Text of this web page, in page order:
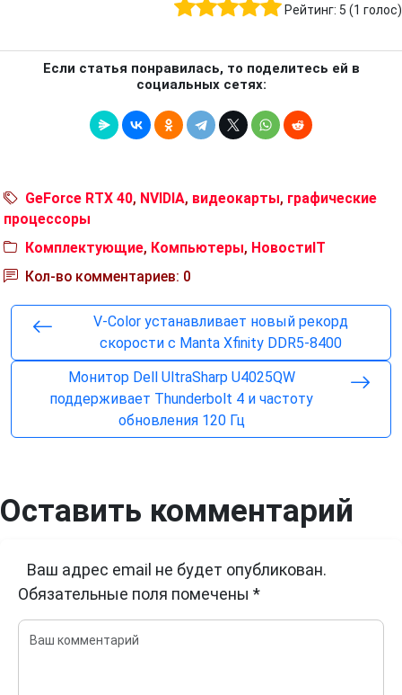
Рейтинг: 5 (1 голос)
Если статья понравилась, то поделитесь ей в
социальных сетях:
GeForce RTX 40, NVIDIA, видеокарты, графические
процессоры
Комплектующие, Компьютеры, НовостиIT
Кол-во комментариев: 0
V-Color устанавливает новый рекорд
скорости с Manta Xfinity DDR5-8400
Монитор Dell UltraSharp U4025QW
поддерживает Thunderbolt 4 и частоту
обновления 120 Гц
Оставить комментарий
Ваш адрес email не будет опубликован.
Обязательные поля помечены *